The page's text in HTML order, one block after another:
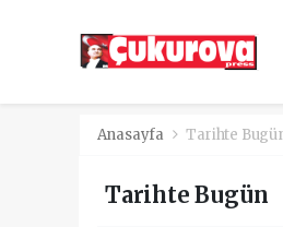
Anasayfa Tarihte
Tarihte Bugün